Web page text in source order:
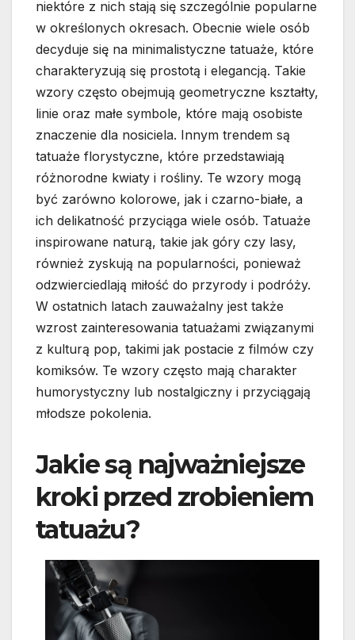
niektóre z nich stają się szczególnie popularne
w określonych okresach. Obecnie wiele osób
decyduje się na minimalistyczne tatuaże, które
charakteryzują się prostotą i elegancją. Takie
wzory często obejmują geometryczne kształty,
linie oraz małe symbole, które mają osobiste
znaczenie dla nosiciela. Innym trendem są
tatuaże florystyczne, które przedstawiają
różnorodne kwiaty i rośliny. Te wzory mogą
być zarówno kolorowe, jak i czarno-białe, a
ich delikatność przyciąga wiele osób. Tatuaże
inspirowane naturą, takie jak góry czy lasy,
również zyskują na popularności, ponieważ
odzwierciedlają miłość do przyrody i podróży.
W ostatnich latach zauważalny jest także
wzrost zainteresowania tatuażami związanymi
z kulturą pop, takimi jak postacie z filmów czy
komiksów. Te wzory często mają charakter
humorystyczny lub nostalgiczny i przyciągają
młodsze pokolenia.
Jakie są najważniejsze
kroki przed zrobieniem
tatuażu?